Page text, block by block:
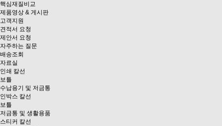
핵심재질비교
제품영상 & 게시판
고객지원
견적서 요청
제안서 요청
자주하는 질문
배송조회
자료실
인쇄 칼선
보틀
수납용기 및 저금통
인박스 칼선
보틀
저금통 및 생활용품
스티커 칼선